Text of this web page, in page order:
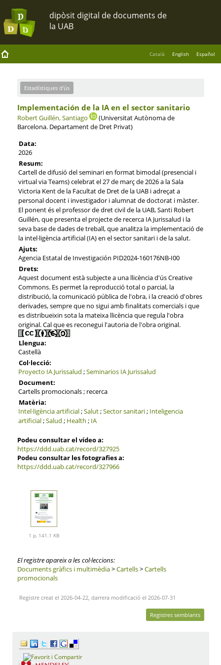
Català English Español
Estadístiques d'ús
Implementación de la IA en el sector sanitario
Robert Guillén, Santiago
(Universitat Autònoma de
Barcelona. Departament de Dret Privat)
Data:
2026
Resum:
Cartell de difusió del seminari en format bimodal (presencial i
virtual via Teams) celebrat el 27 de març de 2026 a la Sala
Victoria Kent de la Facultat de Dret de la UAB i adreçat a
personal docent i investigador i alumnat de doctorat i màster.
El ponent és el professor de dret civil de la UAB, Santi Robert
Guillén, que presenta el projecte de recerca IA Jurissalud i la
seva base de dades de treball, que analitza la implementació de
la intel·ligència artificial (IA) en el sector sanitari i de la salut.
Ajuts:
Agencia Estatal de Investigación PID2024-160176NB-I00
Drets:
Aquest document està subjecte a una llicència d'ús Creative
Commons. Es permet la reproducció total o parcial, la
distribució, la comunicació pública de l'obra, i la creació d'obres
derivades, sempre que no sigui amb finalitats comercials i que
es distribueixin sota la mateixa llicència que regula l'obra
original. Cal que es reconegui l'autoria de l'obra original.
Llengua:
Castellà
Col·lecció:
Proyecto IA Jurissalud ;Seminarios IA Jurissalud
Document:
Cartells promocionals ; recerca
Matèria:
Intel·ligència artificial;Salut;Sector sanitari; Inteligencia
artificial;Salud ; Health ; IA
Podeu consultar el vídeo a:
https://ddd.uab.cat/record/327925
Podeu consultar les fotografies a:
https://ddd.uab.cat/record/327966
1 p, 141.1 KB
El registre apareix a les col·leccions:
Documents gràfics i multimèdia>Cartells>Cartells
promocionals
Registre creat el 2026-04-22, darrera modificació el 2026-07-31
Registres semblants